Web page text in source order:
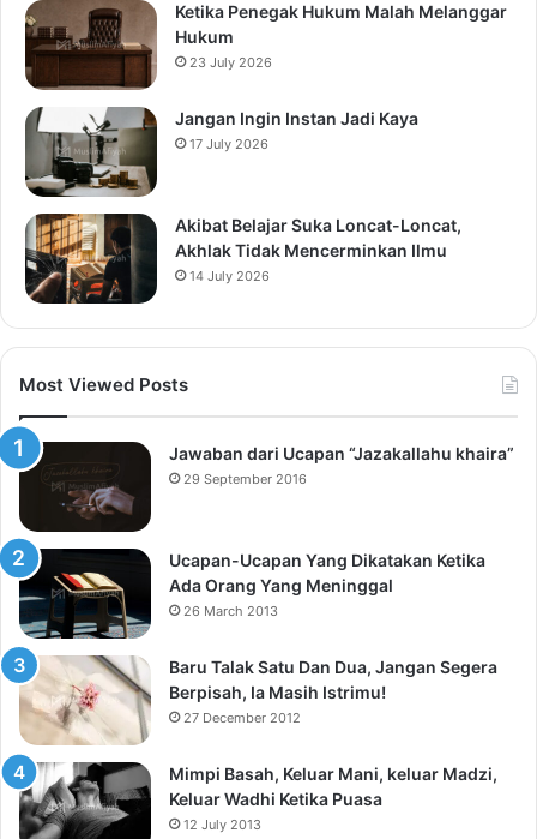
Ketika Penegak Hukum Malah Melanggar
Hukum
23 July 2026
Jangan Ingin Instan Jadi Kaya
17 July 2026
Akibat Belajar Suka Loncat-Loncat,
Akhlak Tidak Mencerminkan Ilmu
14 July 2026
Most Viewed Posts
Jawaban dari Ucapan “Jazakallahu khaira”
29 September 2016
Ucapan-Ucapan Yang Dikatakan Ketika
Ada Orang Yang Meninggal
26 March 2013
Baru Talak Satu Dan Dua, Jangan Segera
Berpisah, Ia Masih Istrimu!
27 December 2012
Mimpi Basah, Keluar Mani, keluar Madzi,
Keluar Wadhi Ketika Puasa
12 July 2013